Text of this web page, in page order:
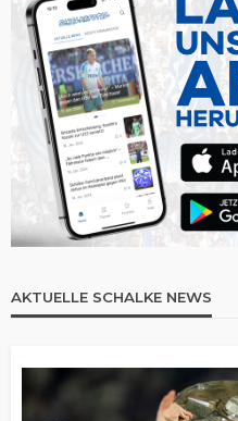
AKTUELLE SCHALKE NEWS